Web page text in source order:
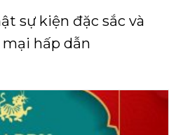
sự kiện đặc sắc và
hấp dẫn